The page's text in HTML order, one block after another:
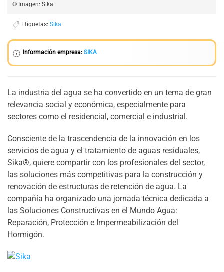
© Imagen: Sika
Etiquetas: Sika
Información empresa: SIKA
La industria del agua se ha convertido en un tema de gran
relevancia social y económica, especialmente para
sectores como el residencial, comercial e industrial.
Consciente de la trascendencia de la innovación en los
servicios de agua y el tratamiento de aguas residuales,
Sika®, quiere compartir con los profesionales del sector,
las soluciones más competitivas para la construcción y
renovación de estructuras de retención de agua. La
compañía ha organizado una jornada técnica dedicada a
las Soluciones Constructivas en el Mundo Agua:
Reparación, Protección e Impermeabilización del
Hormigón.